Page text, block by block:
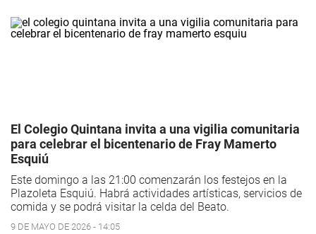
El Colegio Quintana invita a una vigilia comunitaria
para celebrar el bicentenario de Fray Mamerto
Esquiú
Este domingo a las 21:00 comenzarán los festejos en la
Plazoleta Esquiú. Habrá actividades artísticas, servicios de
comida y se podrá visitar la celda del Beato.
9 DE MAYO DE 2026 - 14:05